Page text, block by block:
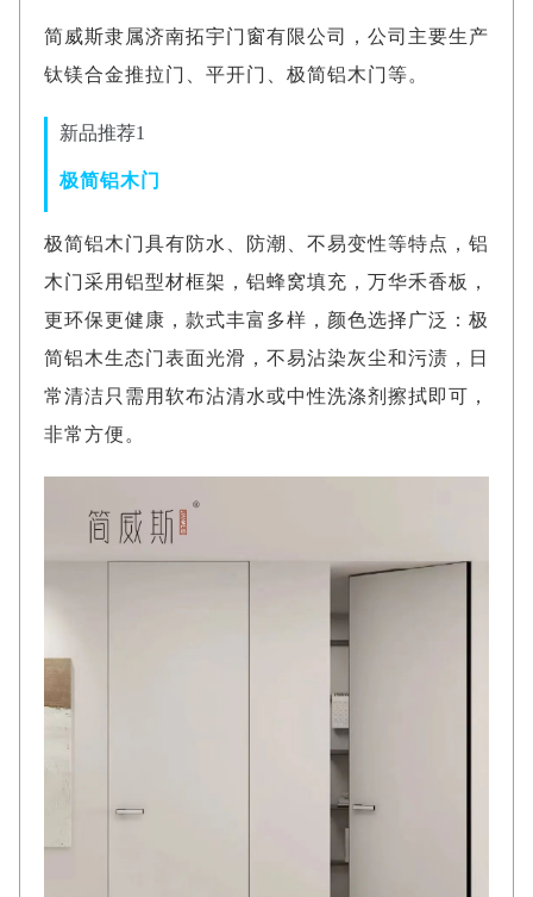
简威斯隶属济南拓宇门窗有限公司，公司主要生产
钛镁合金推拉门、平开门、极简铝木门等。
新品推荐1
极简铝木门
极简铝木门具有防水、防潮、不易变性等特点，铝
木门采用铝型材框架，铝蜂窝填充，万华禾香板，
更环保更健康，款式丰富多样，颜色选择广泛：极
简铝木生态门表面光滑，不易沾染灰尘和污渍，日
常清洁只需用软布沾清水或中性洗涤剂擦拭即可，
非常方便。